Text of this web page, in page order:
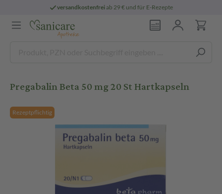
versandkostenfreiab 29 € und für E-Rezepte
Pregabalin Beta 50 mg 20 St Hartkapseln
Rezeptpflichtig